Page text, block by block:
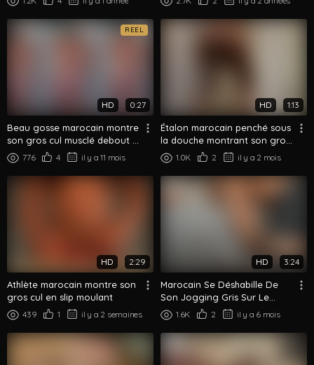
REEL
HD 0:27
Beau gosse marocain montre
son gros cul musclé debout à
poil776 4 il y a 11 mois
HD 1:13
Étalon marocain penché sous
la douche montrant son gros
cul mouillé
1.0K 2 il y a 2 mois
HD 2:29
Athlète marocain montre son
gros cul en slip moulant
439 1 il y a 2 semaines
HD 3:24
Marocain Se Déshabille De
Son Jogging Gris Sur Le
Canapé Montre Son Gros Cul
Nu
1.6K 2 il y a 6 mois